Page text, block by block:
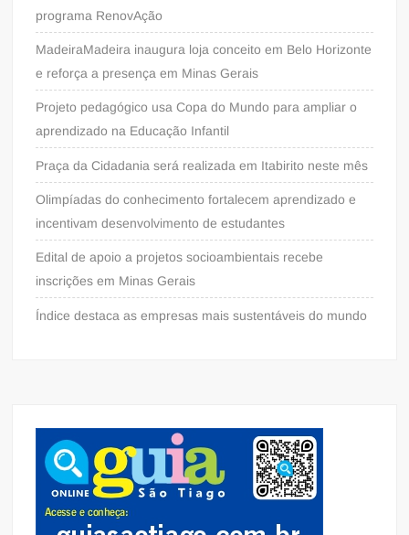
programa RenovAção
MadeiraMadeira inaugura loja conceito em Belo Horizonte
e reforça a presença em Minas Gerais
Projeto pedagógico usa Copa do Mundo para ampliar o
aprendizado na Educação Infantil
Praça da Cidadania será realizada em Itabirito neste mês
Olimpíadas do conhecimento fortalecem aprendizado e
incentivam desenvolvimento de estudantes
Edital de apoio a projetos socioambientais recebe
inscrições em Minas Gerais
Índice destaca as empresas mais sustentáveis do mundo